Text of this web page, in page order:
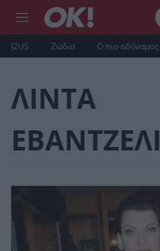
J2US Ζώδια Ο πιο αδύναμος
ΛΙΝΤΑ